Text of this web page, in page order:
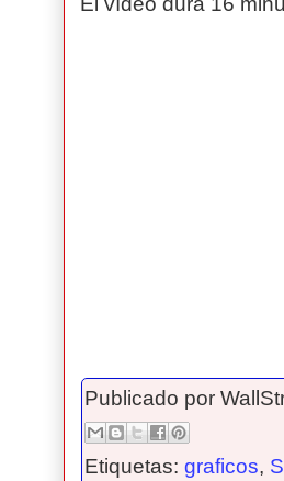
Publicado por
Etiquetas:graficos,